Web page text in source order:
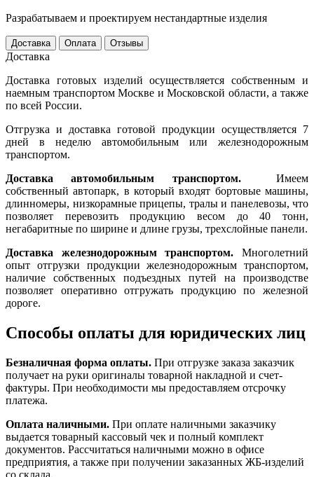
Разрабатываем и проектируем нестандартные изделия
Доставка Оплата Отзывы
Доставка
Доставка готовых изделий осуществляется собственным и
наемным транспортом Москве и Московской области, а также
по всей России.
Отгрузка и доставка готовой продукции осуществляется 7
дней в неделю автомобильным или железнодорожным
транспортом.
Доставка автомобильным транспортом.Имеем
собственный автопарк, в который входят бортовые машины,
длинномеры, низкорамные прицепы, тралы и панелевозы, что
позволяет перевозить продукцию весом до 40 тонн,
негабаритные по ширине и длине грузы, трехслойные панели.
Доставка железнодорожным транспортом. Многолетний
опыт отгрузки продукции железнодорожным транспортом,
наличие собственных подъездных путей на производстве
позволяет оперативно отгружать продукцию по железной
дороге.
Способы оплаты для юридических лиц
Безналичная форма оплаты. При отгрузке заказа заказчик
получает на руки оригиналы товарной накладной и счет-
фактуры. При необходимости мы предоставляем отсрочку
платежа.
Оплата наличными. При оплате наличными заказчику
выдается товарный кассовый чек и полный комплект
документов. Рассчитаться наличными можно в офисе
предприятия, а также при получении заказанных ЖБ-изделий
со склада.